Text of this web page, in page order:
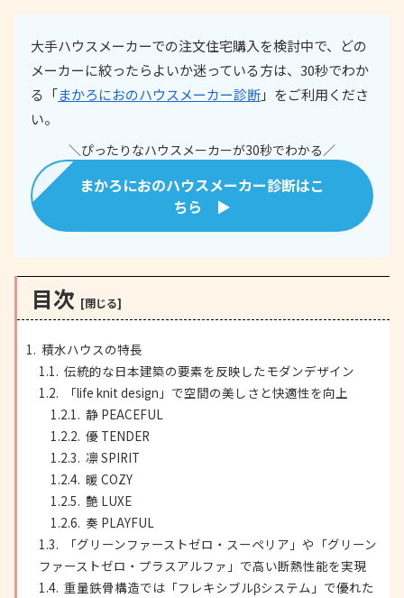
大手ハウスメーカーでの注文住宅購入を検討中で、どの
メーカーに絞ったらよいか迷っている方は、30秒でわか
る「まかろにおのハウスメーカー診断」をご利用くださ
い。
＼ぴったりなハウスメーカーが30秒でわかる／
まかろにおのハウスメーカー診断はこ
ちら ▶
目次
積水ハウスの特長
伝統的な日本建築の要素を反映したモダンデザイン
「life knit design」で空間の美しさと快適性を向上
静 PEACEFUL
優 TENDER
凛 SPIRIT
暖 COZY
艶 LUXE
奏 PLAYFUL
「グリーンファーストゼロ・スーペリア」や「グリーン
ファーストゼロ・プラスアルファ」で高い断熱性能を実現
重量鉄骨構造では「フレキシブルβシステム」で優れた